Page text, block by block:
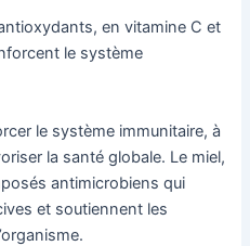
en vitamine C et
le système
le système immunitaire, à
la santé globale. Le miel,
antimicrobiens qui
et soutiennent les